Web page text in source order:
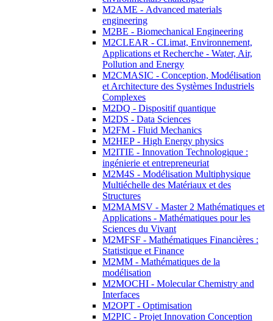
M2AME - Advanced materials
engineering
M2BE - Biomechanical Engineering
M2CLEAR - CLimat, Environnement,
Applications et Recherche - Water, Air,
Pollution and Energy
M2CMASIC - Conception, Modélisation
et Architecture des Systèmes Industriels
Complexes
M2DQ - Dispositif quantique
M2DS - Data Sciences
M2FM - Fluid Mechanics
M2HEP - High Energy physics
M2ITIE - Innovation Technologique :
ingénierie et entrepreneuriat
M2M4S - Modélisation Multiphysique
Multiéchelle des Matériaux et des
Structures
M2MAMSV - Master 2 Mathématiques et
Applications - Mathématiques pour les
Sciences du Vivant
M2MFSF - Mathématiques Financières :
Statistique et Finance
M2MM - Mathématiques de la
modélisation
M2MOCHI - Molecular Chemistry and
Interfaces
M2OPT - Optimisation
M2PIC - Projet Innovation Conception